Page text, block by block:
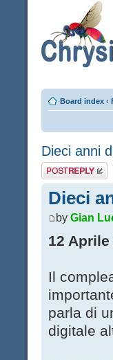
Board index ‹
Dieci anni
Post a reply
Dieci
by Gian
12 Aprile
Il
parla di
digitale